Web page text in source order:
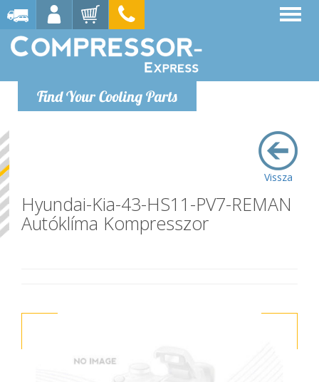
Find Your Cooling Parts
Vissza
Hyundai-Kia-43-HS11-PV7-REMAN
Autóklíma Kompresszor